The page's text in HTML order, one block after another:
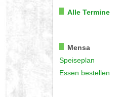
Alle Termine
Mensa
Speiseplan
Essen bestellen